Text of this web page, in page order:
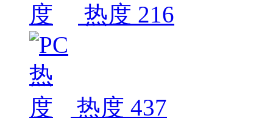
热度 216
热度 437